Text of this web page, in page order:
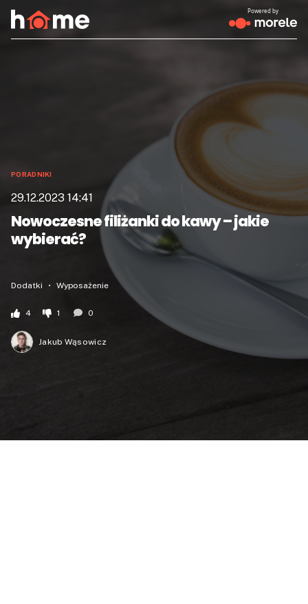
Powered by
PORADNIKI
29.12.2023 14:41
Nowoczesne filiżanki do kawy – jakie
wybierać?
Dodatki Wyposażenie
4 1 0
Jakub Wąsowicz